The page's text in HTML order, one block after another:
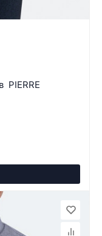
PIERRE